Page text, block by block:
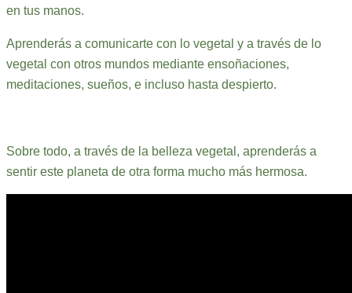
en tus manos.
Aprenderás a comunicarte con lo vegetal y a través de lo
vegetal con otros mundos mediante ensoñaciones,
meditaciones, sueños, e incluso hasta despierto.
Sobre todo, a través de la belleza vegetal, aprenderás a
sentir este planeta de otra forma mucho más hermosa.